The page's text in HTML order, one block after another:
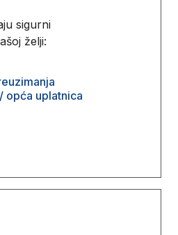
sigurni
želji:
opća uplatnica